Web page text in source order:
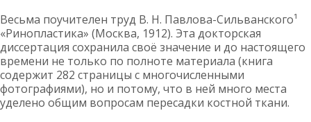
Весьма поучителен труд В. Н. Павлова-Сильванского¹
«Ринопластика» (Москва, 1912). Эта докторская
диссертация сохранила своё значение и до настоящего
времени не только по полноте материала (книга
содержит 282 страницы с многочисленными
фотографиями), но и потому, что в ней много места
уделено общим вопросам пересадки костной ткани.